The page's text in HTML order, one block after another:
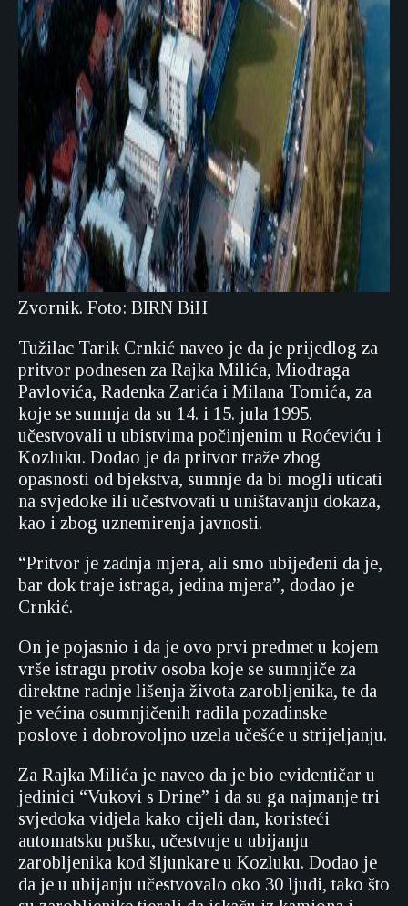
Zvornik. Foto: BIRN BiH
Tužilac Tarik Crnkić naveo je da je prijedlog za
pritvor podnesen za Rajka Milića, Miodraga
Pavlovića, Radenka Zarića i Milana Tomića, za
koje se sumnja da su 14. i 15. jula 1995.
učestvovali u ubistvima počinjenim u Roćeviću i
Kozluku. Dodao je da pritvor traže zbog
opasnosti od bjekstva, sumnje da bi mogli uticati
na svjedoke ili učestvovati u uništavanju dokaza,
kao i zbog uznemirenja javnosti.
“Pritvor je zadnja mjera, ali smo ubijeđeni da je,
bar dok traje istraga, jedina mjera”, dodao je
Crnkić.
On je pojasnio i da je ovo prvi predmet u kojem
vrše istragu protiv osoba koje se sumnjiče za
direktne radnje lišenja života zarobljenika, te da
je većina osumnjičenih radila pozadinske
poslove i dobrovoljno uzela učešće u strijeljanju.
Za Rajka Milića je naveo da je bio evidentičar u
jedinici “Vukovi s Drine” i da su ga najmanje tri
svjedoka vidjela kako cijeli dan, koristeći
automatsku pušku, učestvuje u ubijanju
zarobljenika kod šljunkare u Kozluku. Dodao je
da je u ubijanju učestvovalo oko 30 ljudi, tako što